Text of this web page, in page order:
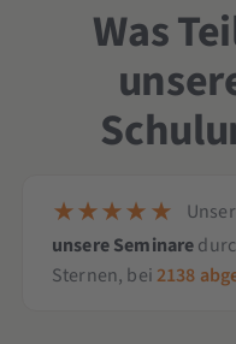
Was
unsere Seminare
Sternen, bei2138